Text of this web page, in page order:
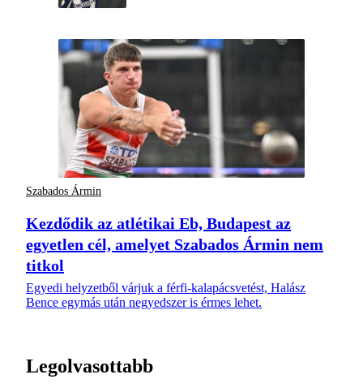
Szabados Ármin
Kezdődik az atlétikai Eb, Budapest az
egyetlen cél, amelyet Szabados Ármin nem
titkol
Egyedi helyzetből várjuk a férfi-kalapácsvetést, Halász
Bence egymás után negyedszer is érmes lehet.
Legolvasottabb